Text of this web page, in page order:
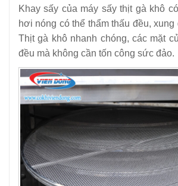
Khay sấy của máy sấy thịt gà khô
hơi nóng có thể thẩm thấu đều,
Thịt gà khô nhanh chóng, các mặt
đều mà không cần tốn công sức đảo.